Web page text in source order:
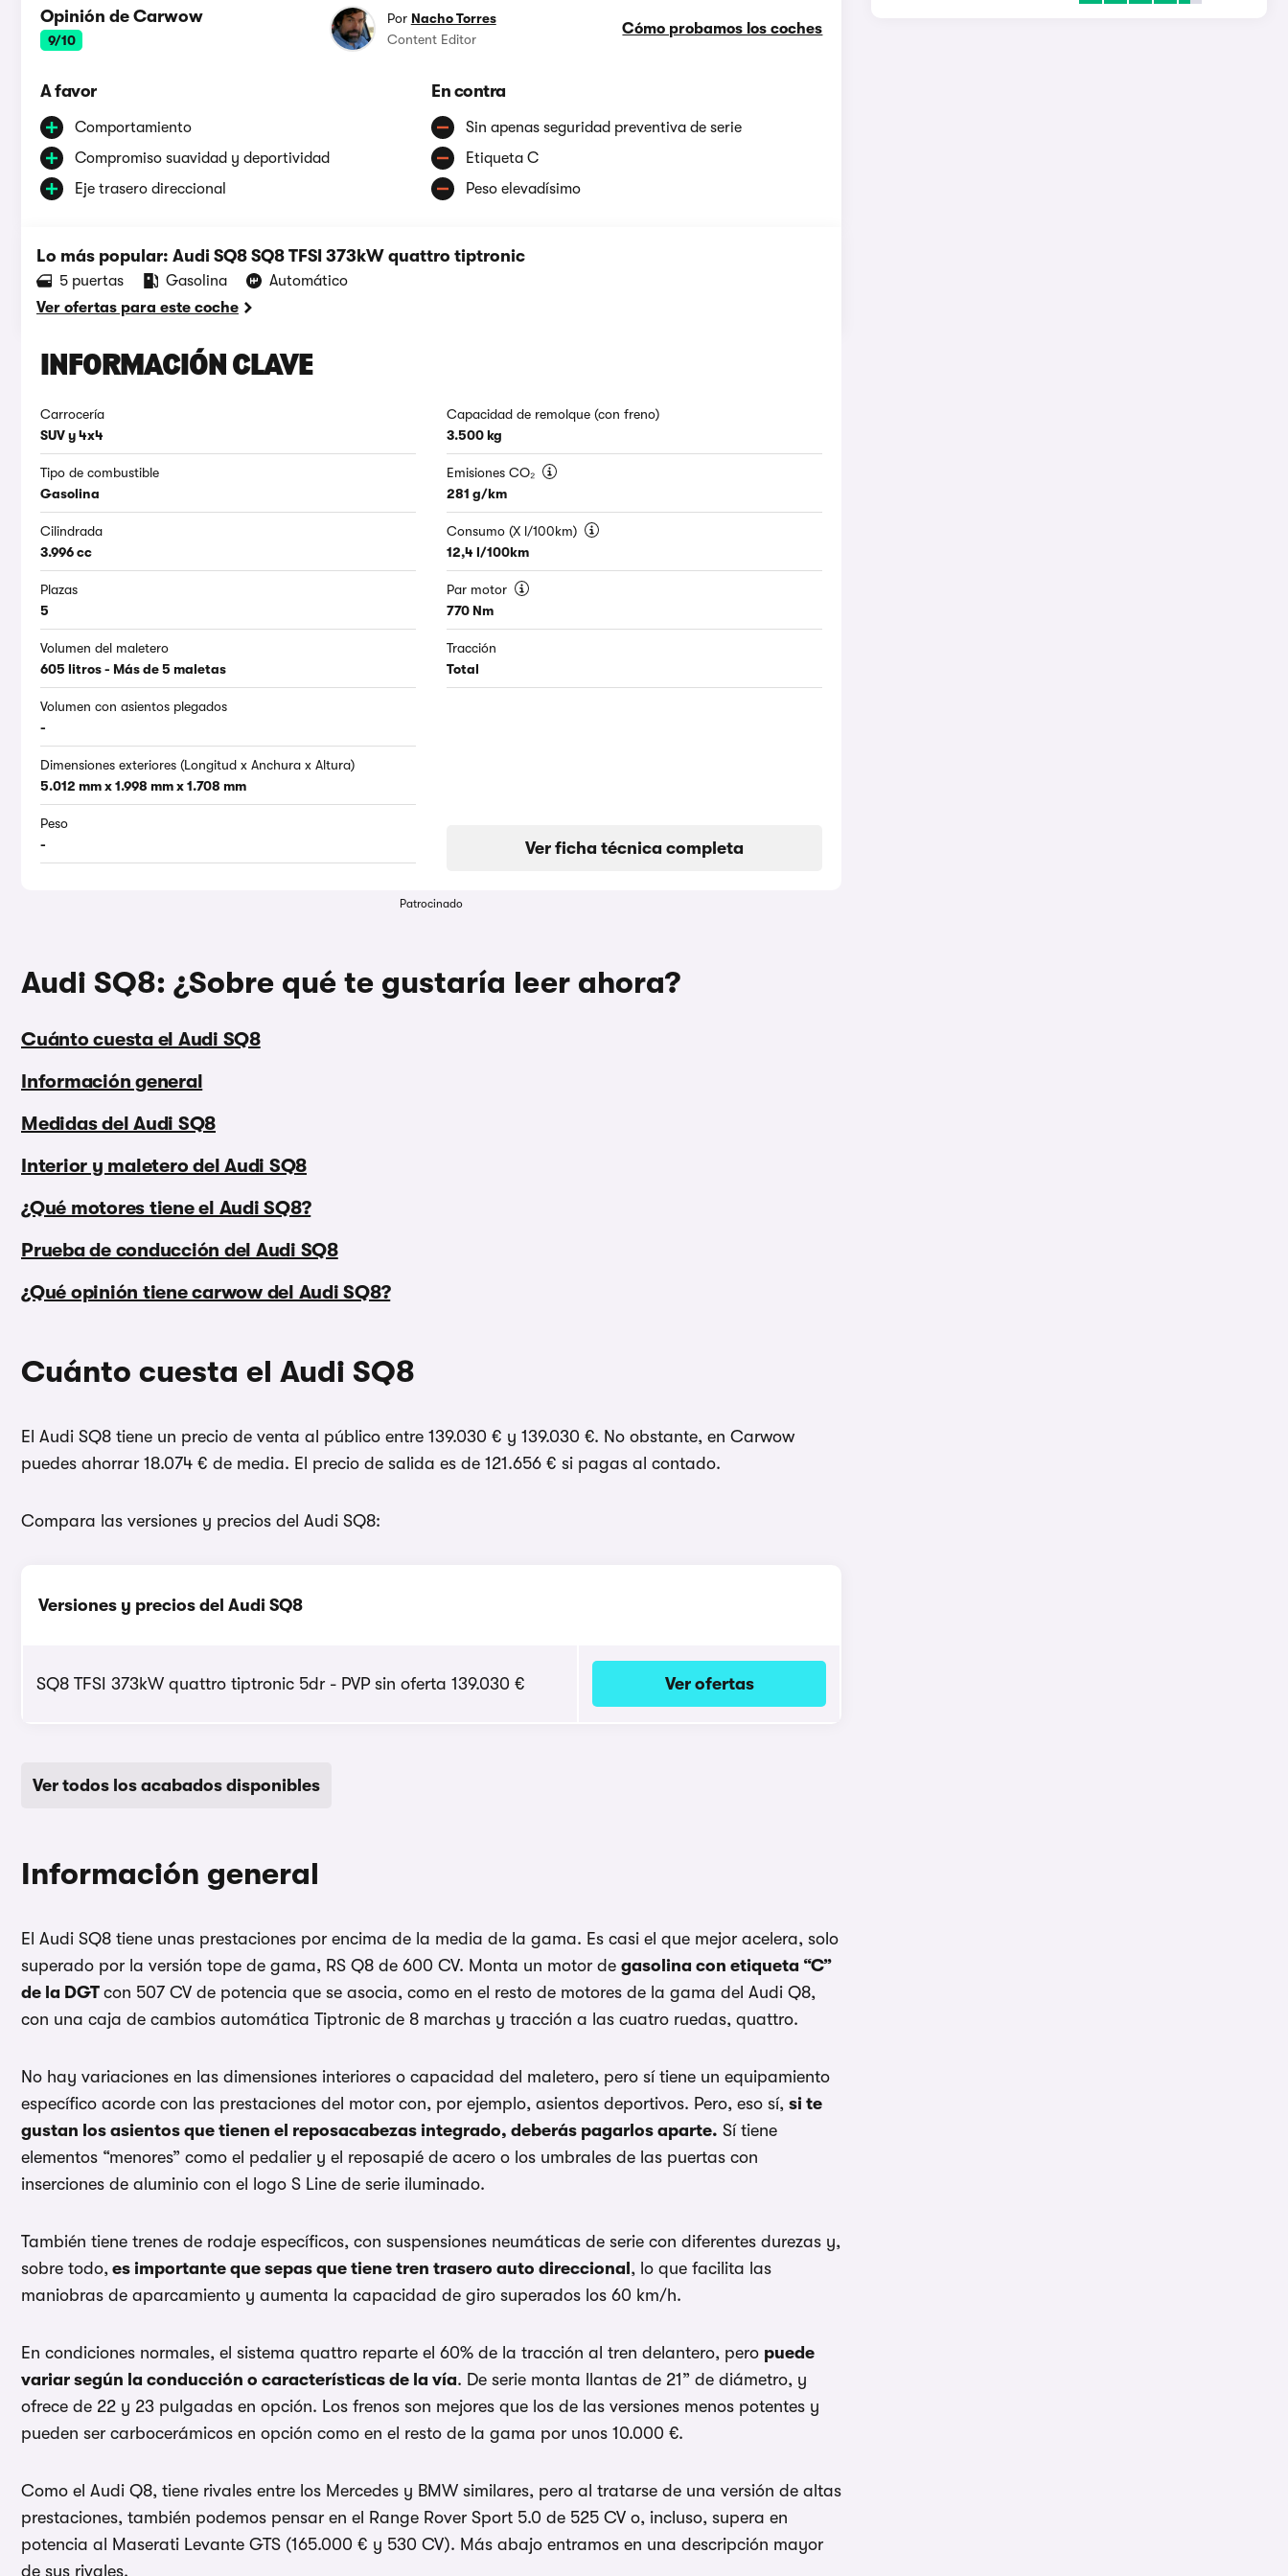
Opinión de Carwow
9/10
Cómo probamos los coches
Por Nacho Torres
Content Editor
A favor
Comportamiento
Compromiso suavidad y deportividad
Eje trasero direccional
En contra
Sin apenas seguridad preventiva de serie
Etiqueta C
Peso elevadísimo
Lo más popular: Audi SQ8 SQ8 TFSI 373kW quattro tiptronic
5 puertas Gasolina
Automático
Ver ofertas para este coche
INFORMACIÓN CLAVE
Carrocería
SUV y 4x4
Tipo de combustible
Gasolina
Cilindrada
3.996 cc
Plazas
5
Volumen del maletero
605 litros - Más de 5 maletas
Volumen con asientos plegados
-
Dimensiones exteriores (Longitud x Anchura x Altura)
5.012 mm x 1.998 mm x 1.708 mm
Peso
-
Capacidad de remolque (con freno)
3.500 kg
Emisiones CO₂
281 g/km
Consumo (X l/100km)
12,4 l/100km
Par motor
770 Nm
Tracción
Total
Ver ficha técnica completa
Patrocinado
Audi SQ8: ¿Sobre qué te gustaría leer ahora?
Cuánto cuesta el Audi SQ8
Información general
Medidas del Audi SQ8
Interior y maletero del Audi SQ8
¿Qué motores tiene el Audi SQ8?
Prueba de conducción del Audi SQ8
¿Qué opinión tiene carwow del Audi SQ8?
Cuánto cuesta el Audi SQ8
El Audi SQ8 tiene un precio de venta al público entre 139.030 € y 139.030 €. No obstante, en Carwow
puedes ahorrar 18.074 € de media. El precio de salida es de 121.656 € si pagas al contado.
Compara las versiones y precios del Audi SQ8:
Versiones y precios del Audi SQ8
SQ8 TFSI 373kW quattro tiptronic 5dr - PVP sin oferta 139.030 € Ver ofertas
Ver todos los acabados disponibles
Información general
El Audi SQ8 tiene unas prestaciones por encima de la media de la gama. Es casi el que mejor acelera, solo
superado por la versión tope de gama, RS Q8 de 600 CV. Monta un motor de gasolina con etiqueta “C”
de la DGT con 507 CV de potencia que se asocia, como en el resto de motores de la gama del Audi Q8,
con una caja de cambios automática Tiptronic de 8 marchas y tracción a las cuatro ruedas, quattro.
No hay variaciones en las dimensiones interiores o capacidad del maletero, pero sí tiene un equipamiento
específico acorde con las prestaciones del motor con, por ejemplo, asientos deportivos. Pero, eso sí, si te
gustan los asientos que tienen el reposacabezas integrado, deberás pagarlos aparte. Sí tiene
elementos “menores” como el pedalier y el reposapié de acero o los umbrales de las puertas con
inserciones de aluminio con el logo S Line de serie iluminado.
También tiene trenes de rodaje específicos, con suspensiones neumáticas de serie con diferentes durezas y,
sobre todo, es importante que sepas que tiene tren trasero auto direccional , lo que facilita las
maniobras de aparcamiento y aumenta la capacidad de giro superados los 60 km/h.
En condiciones normales, el sistema quattro reparte el 60% de la tracción al tren delantero, pero puede
variar según la conducción o características de la vía. De serie monta llantas de 21” de diámetro, y
ofrece de 22 y 23 pulgadas en opción. Los frenos son mejores que los de las versiones menos potentes y
pueden ser carbocerámicos en opción como en el resto de la gama por unos 10.000 €.
Como el Audi Q8, tiene rivales entre los Mercedes y BMW similares, pero al tratarse de una versión de altas
prestaciones, también podemos pensar en el Range Rover Sport 5.0 de 525 CV o, incluso, supera en
potencia al Maserati Levante GTS (165.000 € y 530 CV). Más abajo entramos en una descripción mayor
de sus rivales.